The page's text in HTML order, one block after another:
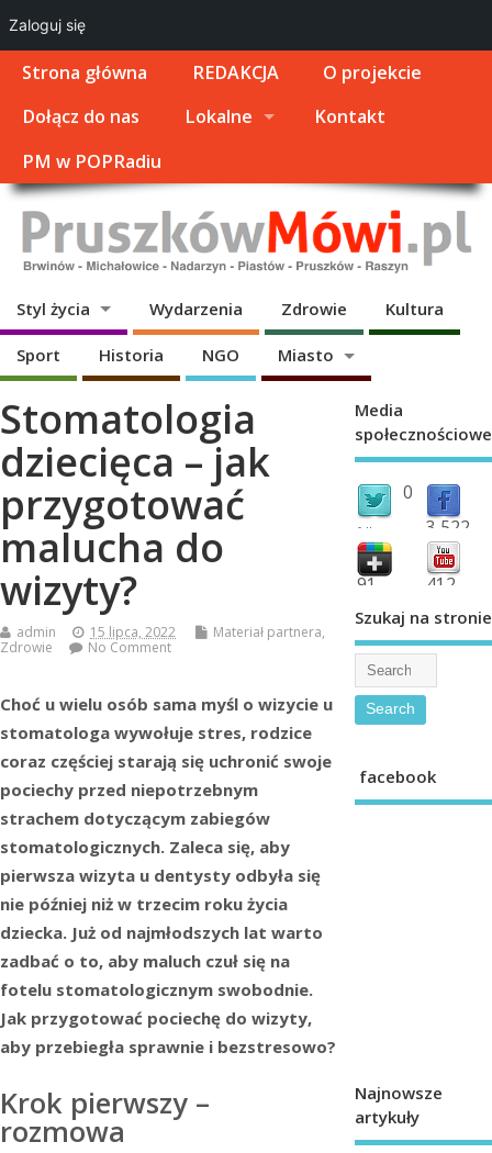
Strona główna REDAKCJA
O projekcie
Dołącz do nas
Lokalne
Kontakt
PM w POPRadiu
Styl życia Wydarzenia Zdrowie Kultura
Sport Historia NGO Miasto
Stomatologia
dziecięca – jak
przygotować
malucha do
wizyty?
admin 15 lipca, 2022 Materiał partnera,
Zdrowie
No Comment
Choć u wielu osób sama myśl o wizycie u
stomatologa wywołuje stres, rodzice
coraz częściej starają się uchronić swoje
pociechy przed niepotrzebnym
strachem dotyczącym zabiegów
stomatologicznych. Zaleca się, aby
pierwsza wizyta u dentysty odbyła się
nie później niż w trzecim roku życia
dziecka. Już od najmłodszych lat warto
zadbać o to, aby maluch czuł się na
fotelu stomatologicznym swobodnie.
Jak przygotować pociechę do wizyty,
aby przebiegła sprawnie i bezstresowo?
Krok pierwszy –
rozmowa
Media
społecznościowe
0
followers 3,522
fans
91 412
Szukaj na stronie
facebook
Najnowsze
artykuły
Zaloguj się